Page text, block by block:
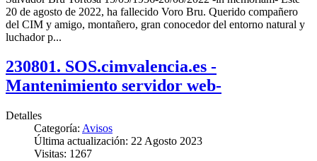
20 de agosto de 2022, ha fallecido Voro Bru. Querido compañero
del CIM y amigo, montañero, gran conocedor del entorno natural y
luchador p...
230801. SOS.cimvalencia.es -
Mantenimiento servidor web-
Detalles
Categoría: Avisos
Última actualización: 22 Agosto 2023
Visitas: 1267